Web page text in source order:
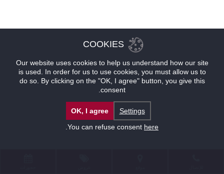
COOKIES
Our website uses cookies to help us understand how our site
is used. In order for us to use cookies, you must allow us to
do so. By clicking on the "OK, I agree" button, you give this
consent.
Settings
OK, I agree
You can refuse consent here
.